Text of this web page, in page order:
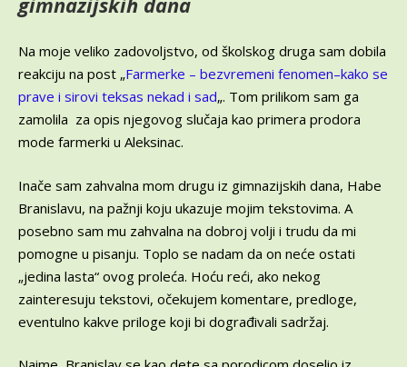
Na moje veliko zadovoljstvo, od školskog druga sam dobila
reakciju na post „Farmerke – bezvremeni fenomen–kako se
prave i sirovi teksas nekad i sad„. Tom prilikom sam ga
zamolila za opis njegovog slučaja kao primera prodora
mode farmerki u Aleksinac.
Inače sam zahvalna mom drugu iz gimnazijskih dana, Habe
Branislavu, na pažnji koju ukazuje mojim tekstovima. A
posebno sam mu zahvalna na dobroj volji i trudu da mi
pomogne u pisanju. Toplo se nadam da on neće ostati
„jedina lasta“ ovog proleća. Hoću reći, ako nekog
zainteresuju tekstovi, očekujem komentare, predloge,
eventulno kakve priloge koji bi dograđivali sadržaj.